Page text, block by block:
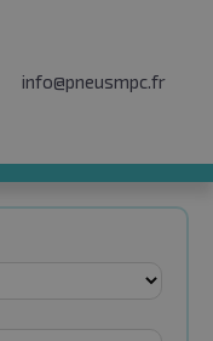
info@pneusmpc.fr